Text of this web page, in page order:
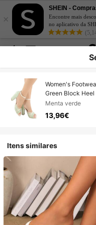
×
SHEIN -
Encontre mais
no aplicativo da
Women's
Green Block Heel
Menta verde
13,96€
Itens similares